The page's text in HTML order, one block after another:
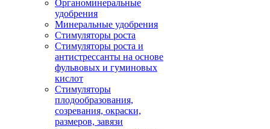
Органоминеральные
удобрения
Минеральные удобрения
Стимуляторы роста
Стимуляторы роста и
антистрессанты на основе
фульвовых и гуминовых
кислот
Стимуляторы
плодообразования,
созревания, окраски,
размеров, завязи